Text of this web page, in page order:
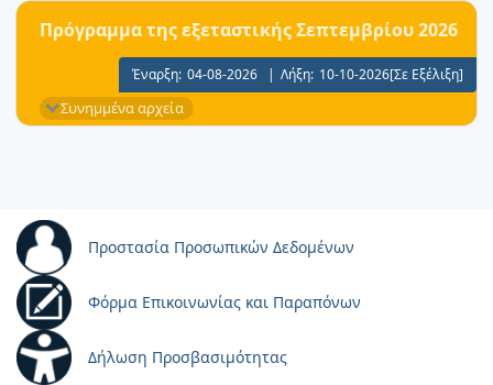
Πρόγραμμα της εξεταστικής Σεπτεμβρίου 2026
Έναρξη: 04-08-2026 | Λήξη: 10-10-2026[Σε Εξέλιξη]
Συνημμένα αρχεία
Προστασία Προσωπικών Δεδομένων
Φόρμα Επικοινωνίας και Παραπόνων
Δήλωση Προσβασιμότητας